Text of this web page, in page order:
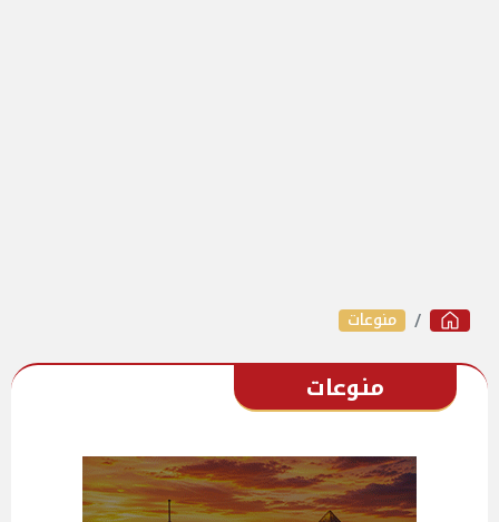
منوعات
منوعات